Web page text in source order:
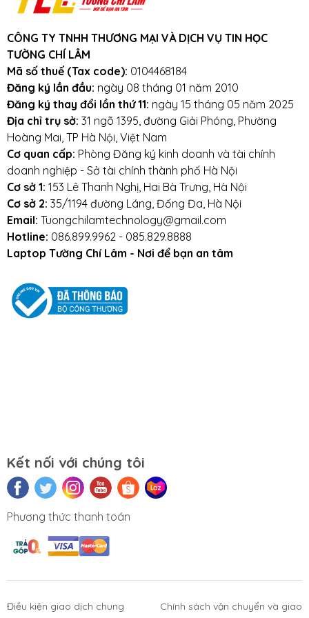
Tư vấn mua RAM Laptop Samsung
8GB 2400MHz DDR4
Gọi ngay: 0911390666 - 0865164697
Chat với Fanpage BanLaptop.vnvà
Fanpage Tường Chí Lâm Laptop
24/7)
Cơ sở 1:153 Lê Thanh Nghị, Hai Bà Trưng, Hà
Nội ( Xem đường đi )
Cơ sở 2: 35/1194 đường Láng , Đống Đa, Hà
Nội
Cơ sở 3:số 5 ngõ 12 Trần Phú
diện Học viện An Ninh)
Hiệu năng cao
RAM Laptop Samsung 8GB 2400MHz DDR4 hỗ trợ tần
số cao 2400MHz. Đạt tốc độ nhanh hơn và dung
lượng cao hơn, chỉ cần lắp đặt vào máy tính, không
cần điều chỉnh trong BIOS.
Tương thích với nhiều loại CPU
RAM vào máy là có thể hoạt động được.
CÔNG TY TNHH THƯƠNG MẠI VÀ DỊCH VỤ TIN HỌC
TƯỜNG CHÍ LÂM
Mã số thuế (Tax code): 0104468184
Đăng ký lần đầu: ngày 08 tháng 01 năm 2010
Đăng ký thay đổi lần thứ 11: ngày 15 tháng 05 năm 2025
Địa chỉ trụ sở: 31 ngõ 1395, đường Giải Phóng, Phường
Hoàng Mai, TP Hà Nội, Việt Nam
Cơ quan cấp: Phòng Đăng ký kinh doanh và tài chính
doanh nghiệp - Sở tài chính thành phố Hà Nội
Cơ sở 1: 153 Lê Thanh Nghị, Hai Bà Trưng, Hà Nội
Cơ sở 2: 35/1194 đường Láng, Đống Đa, Hà Nội
Email: Tuongchilamtechnology@gmail.com
Hotline: 086.899.9962 - 085.829.8888
Laptop Tường Chí Lâm - Nơi để bạn an tâm
Kết nối với chúng tôi
Phương thức thanh toán
Điều kiện giao dịch chung
Chính sách vận chuyển và giao